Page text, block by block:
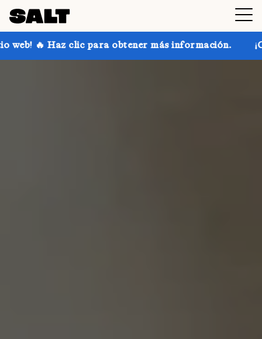
obtener más información. ¡Consigue hasta un